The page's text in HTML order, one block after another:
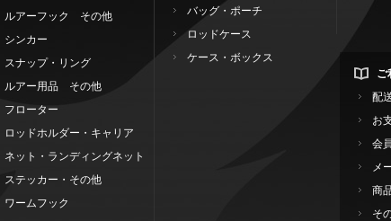
ルアーフック その他
シンカー
スナップ・リング
ルアー用品 その他
フローター
ロッドホルダー・キャリア
ネット・ランディングネット
ステッカー・その他
ワームフック
バッグ・ポーチ
ロッドケース
ケース・ボックス
ご
配
お
会
メ
商
そ